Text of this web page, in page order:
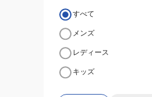
すべて
メンズ
レディース
キッズ